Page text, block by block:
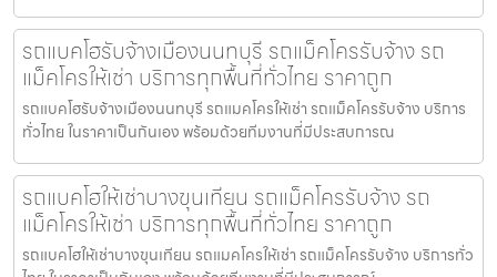
รถแบคโฮรับจ้างเมืองนนทบุรี รถแม็คโครรับจ้าง รถ
แม็คโครให้เช่า บริการทุกพื้นที่ทั่วไทย ราคาถูก
รถแบคโฮรับจ้างเมืองนนทบุรี รถแมคโครให้เช่า รถแม็คโครรับจ้าง บริการ
ทั่วไทย ในราคาเป็นกันเอง พร้อมด้วยทีมงานที่มีประสบการณ
รถแบคโฮให้เช่าบางขุนเทียน รถแม็คโครรับจ้าง รถ
แม็คโครให้เช่า บริการทุกพื้นที่ทั่วไทย ราคาถูก
รถแบคโฮให้เช่าบางขุนเทียน รถแมคโครให้เช่า รถแม็คโครรับจ้าง บริการทั่ว